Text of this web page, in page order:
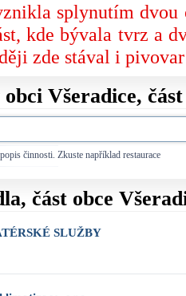
splynutím dvou
kde bývala tvrz a
zde stával i
Všeradice,
činnosti. Zkuste například restaurace
část obce
SLUŽBY